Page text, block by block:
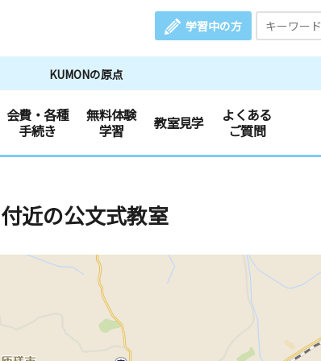
学習中の方
KUMONの原点
会費・各種
手続き
無料体験
学習
教室見学
よくある
ご質問
付近の公文式教室